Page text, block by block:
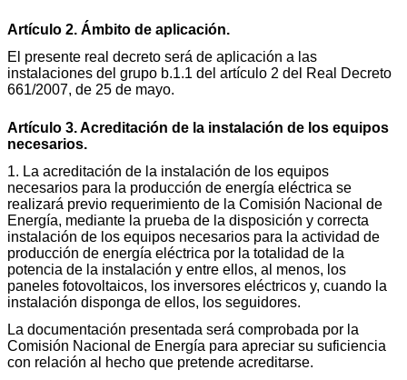
Artículo 2. Ámbito de aplicación.
El presente real decreto será de aplicación a las
instalaciones del grupo b.1.1 del artículo 2 del Real Decreto
661/2007, de 25 de mayo.
Artículo 3. Acreditación de la instalación de los equipos
necesarios.
1. La acreditación de la instalación de los equipos
necesarios para la producción de energía eléctrica se
realizará previo requerimiento de la Comisión Nacional de
Energía, mediante la prueba de la disposición y correcta
instalación de los equipos necesarios para la actividad de
producción de energía eléctrica por la totalidad de la
potencia de la instalación y entre ellos, al menos, los
paneles fotovoltaicos, los inversores eléctricos y, cuando la
instalación disponga de ellos, los seguidores.
La documentación presentada será comprobada por la
Comisión Nacional de Energía para apreciar su suficiencia
con relación al hecho que pretende acreditarse.